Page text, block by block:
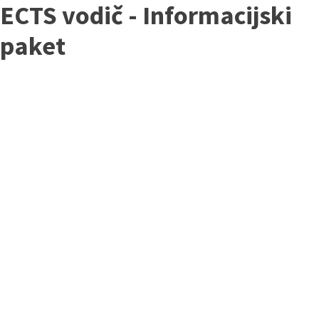
ECTS vodič - Informacijski
paket